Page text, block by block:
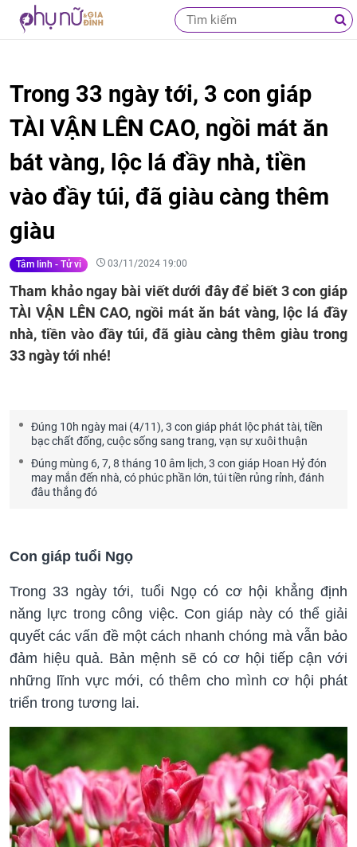
Trong 33 ngày tới, 3 con giáp
TÀI VẬN LÊN CAO, ngồi mát ăn
bát vàng, lộc lá đầy nhà, tiền
vào đầy túi, đã giàu càng thêm
giàu
Tâm linh - Tử vi 03/11/2024 19:00
Tham khảo ngay bài viết dưới đây để biết 3 con giáp
TÀI VẬN LÊN CAO, ngồi mát ăn bát vàng, lộc lá đầy
nhà, tiền vào đầy túi, đã giàu càng thêm giàu trong
33 ngày tới nhé!
Đúng 10h ngày mai (4/11), 3 con giáp phát lộc phát tài, tiền
bạc chất đống, cuộc sống sang trang, vạn sự xuôi thuận
Đúng mùng 6, 7, 8 tháng 10 âm lịch, 3 con giáp Hoan Hỷ đón
may mắn đến nhà, có phúc phần lớn, túi tiền rủng rỉnh, đánh
đâu thắng đó
Con giáp tuổi Ngọ
Trong 33 ngày tới, tuổi Ngọ có cơ hội khẳng định
năng lực trong công việc. Con giáp này có thể giải
quyết các vấn đề một cách nhanh chóng mà vẫn bảo
đảm hiệu quả. Bản mệnh sẽ có cơ hội tiếp cận với
những lĩnh vực mới, có thêm cho mình cơ hội phát
triển trong tương lai.